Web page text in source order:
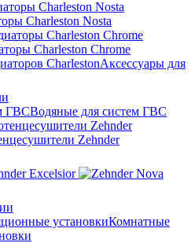
Charleston Nosta
Charleston Chrome
Аксессуары для
Водяные для систем ГВС
Zehnder
Excelsior
Комнатные